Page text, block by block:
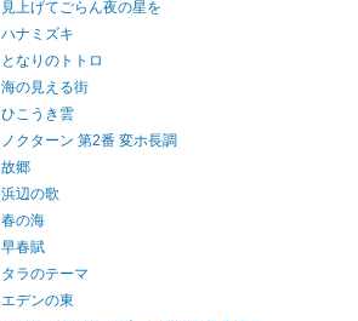
見上げてごらん夜の星を
ハナミズキ
となりのトトロ
海の見える街
ひこうき雲
ノクターン 第2番 変ホ長調
故郷
浜辺の歌
春の海
早春賦
タラのテーマ
エデンの東